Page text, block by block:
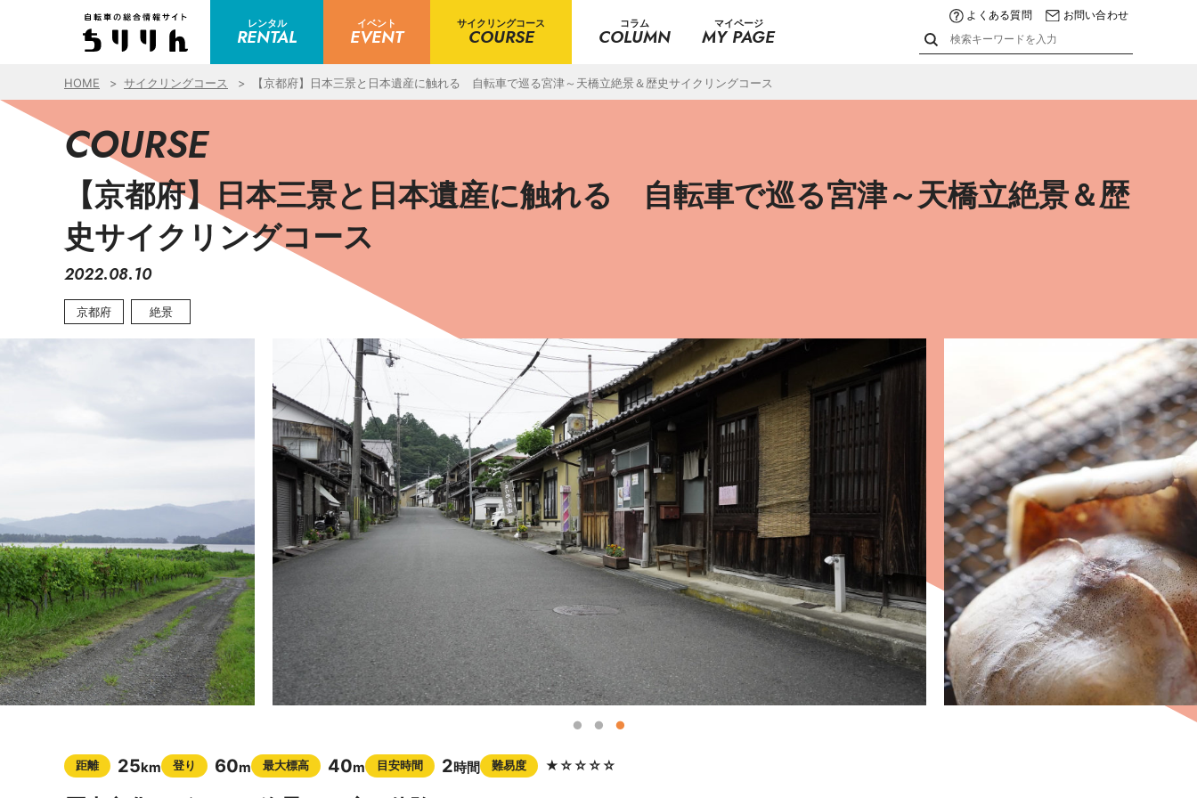
レンタル
RENTAL
イベント
EVENT
サイクリングコース
COURSE
コラム
COLUMN
マイページ
MY PAGE
よくある質問 お問い合わせ
HOME サイクリングコース 【京都府】日本三景と日本遺産に触れる 自転車で巡る宮津～天橋立絶景＆歴史サイクリングコース
COURSE
【京都府】日本三景と日本遺産に触れる 自転車で巡る宮津～天橋立絶景＆歴
史サイクリングコース
2022.08.10
京都府 絶景
距離 25km 登り 60m 最大標高 40m 目安時間 2時間 難易度 ★☆☆☆☆